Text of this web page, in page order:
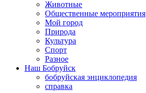
Животные
Общественные мероприятия
Мой город
Природа
Культура
Спорт
Разное
Наш Бобруйск
бобруйская энциклопедия
справка